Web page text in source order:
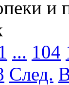
и
... 104
След.